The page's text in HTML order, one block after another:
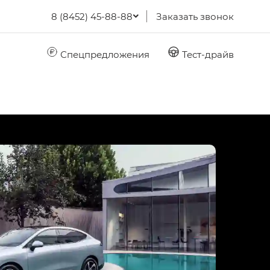
8 (8452) 45-88-88 Заказать звонок
Спецпредложения Тест-драйв